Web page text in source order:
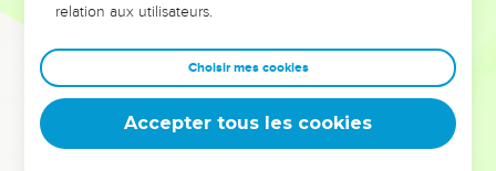
Dans cette conférence, leaders, entrepreneurs, et responsables
clés pour avancer avec plus de sagesse afin que leurs erreurs
deviennent vos tremplins. Que vous guidiez un ministère, une
équipe, un groupe ou une famille, leur expérience est faite
relation aux utilisateurs.
Choisir mes cookies
Accepter tous les cookies